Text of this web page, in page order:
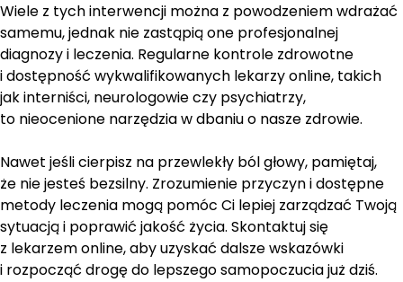
Wiele z tych interwencji można z powodzeniem wdrażać
samemu, jednak nie zastąpią one profesjonalnej
diagnozy i leczenia. Regularne kontrole zdrowotne
i dostępność wykwalifikowanych lekarzy online, takich
jak interniści, neurologowie czy psychiatrzy,
to nieocenione narzędzia w dbaniu o nasze zdrowie.
Nawet jeśli cierpisz na przewlekły ból głowy, pamiętaj,
że nie jesteś bezsilny. Zrozumienie przyczyn i dostępne
metody leczenia mogą pomóc Ci lepiej zarządzać Twoją
sytuacją i poprawić jakość życia. Skontaktuj się
z lekarzem online, aby uzyskać dalsze wskazówki
i rozpocząć drogę do lepszego samopoczucia już dziś.